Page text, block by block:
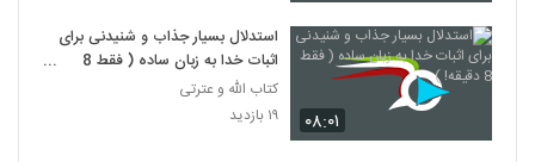
۰۸:۰۱
استدلال بسیار جذاب و شنیدنی برای
اثبات خدا به زبان ساده ( فقط 8
دقیقه! )
کتاب الله و عترتی
۱۹ بازدید